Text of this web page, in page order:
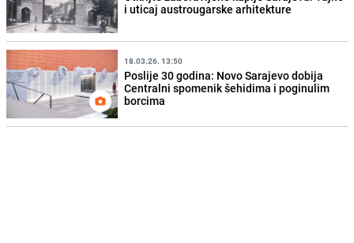
i uticaj austrougarske arhitekture
18.03.26. 13:50
Poslije 30 godina: Novo Sarajevo dobija
Centralni spomenik šehidima i poginulim
borcima